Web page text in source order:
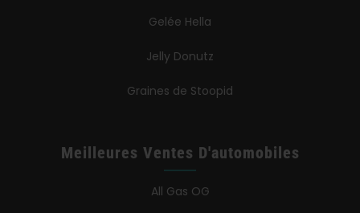
Gelée Hella
Jelly Donutz
Graines de Stoopid
Meilleures Ventes D'automobiles
All Gas OG